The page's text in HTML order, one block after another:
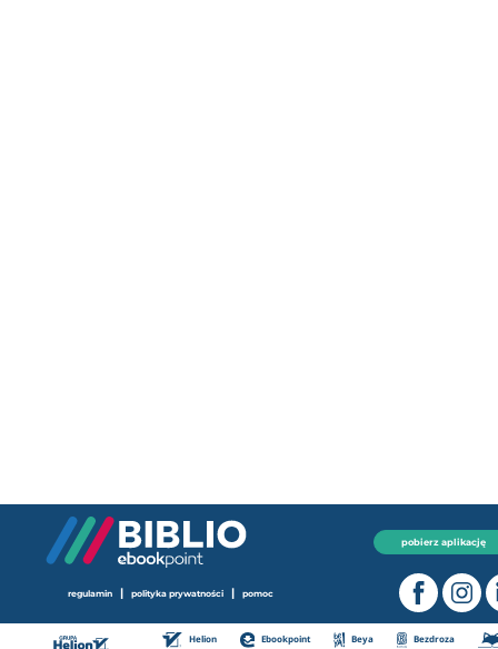
pobierz aplikację
regulamin | polityka prywatności | pomoc
Helion Ebookpoint Beya Bezdroza